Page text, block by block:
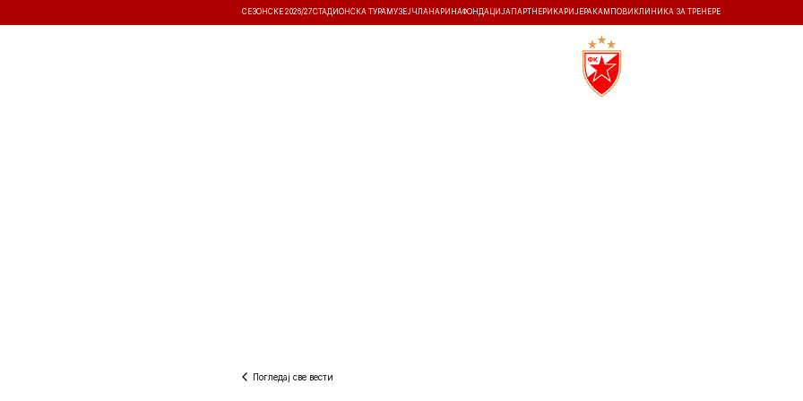
СЕЗОНСКЕ 2026/27СТАДИОНСКА ТУРА МУЗЕЈ ЧЛАНАРИНАФОНДАЦИЈА ПАРТНЕРИ КАРИЈЕРА КАМПОВИ КЛИНИКА ЗА ТРЕНЕРЕ
Погледај све вести